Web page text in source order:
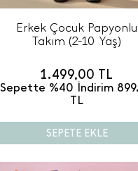
Erkek Çocuk Papyonlu
Takım (2-10 Yaş)
1.499,00 TL
Sepette %40 İndirim
TL
SEPETE EKLE